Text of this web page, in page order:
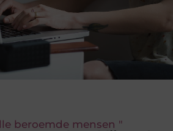
beroemde mensen "